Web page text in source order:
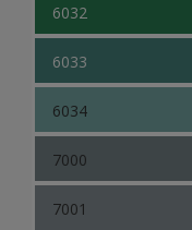
6032
6033
6034
7000
7001